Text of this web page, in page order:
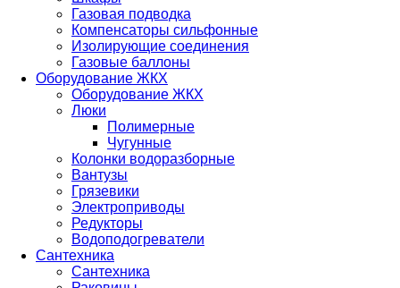
Газовая подводка
Компенсаторы сильфонные
Изолирующие соединения
Газовые баллоны
Оборудование ЖКХ
Оборудование ЖКХ
Люки
Полимерные
Чугунные
Колонки водоразборные
Вантузы
Грязевики
Электроприводы
Редукторы
Водоподогреватели
Сантехника
Сантехника